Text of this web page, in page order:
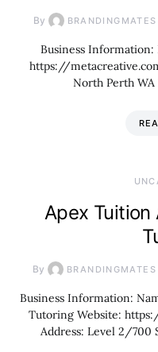
By BRANDINGMATES
Business Information:
https://
North Perth
Apex Tuition
By BRANDINGMATES
Business Information:
Tutoring Website:
Address: Level 2/700